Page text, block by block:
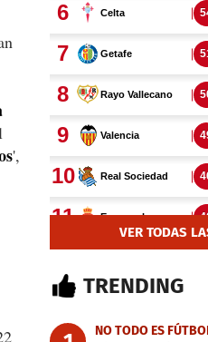
',
VER TODAS
TRENDING
NO TODO ES